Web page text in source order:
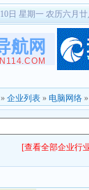
日 星期一 农历六月
» 企业列表 » 电脑网络
[查看全部企业行